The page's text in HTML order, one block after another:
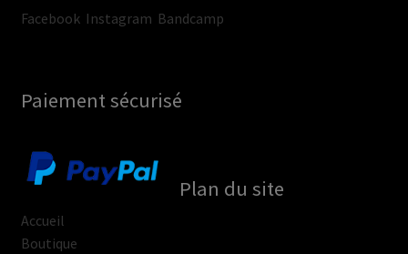
Facebook Instagram Bandcamp
Paiement sécurisé
Plan du site
Accueil
Boutique